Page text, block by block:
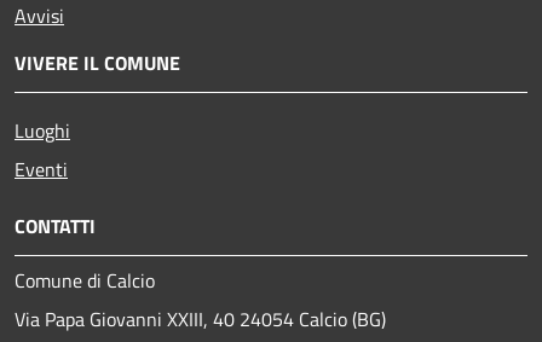
Avvisi
VIVERE IL COMUNE
Luoghi
Eventi
CONTATTI
Comune di Calcio
Via Papa Giovanni XXIII, 40 24054 Calcio (BG)